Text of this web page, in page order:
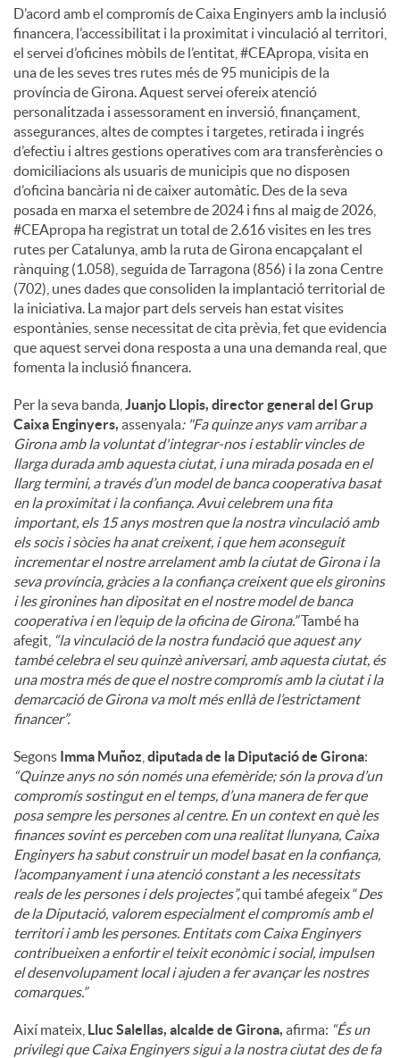
D’acord amb el compromís de Caixa Enginyers amb la inclusió
financera, l’accessibilitat i la proximitat i vinculació al territori,
el servei d’oficines mòbils de l’entitat, #CEApropa, visita en
una de les seves tres rutes més de 95 municipis de la
província de Girona. Aquest servei ofereix atenció
personalitzada i assessorament en inversió, finançament,
assegurances, altes de comptes i targetes, retirada i ingrés
d’efectiu i altres gestions operatives com ara transferències o
domiciliacions als usuaris de municipis que no disposen
d’oficina bancària ni de caixer automàtic. Des de la seva
posada en marxa el setembre de 2024 i fins al maig de 2026,
#CEApropa ha registrat un total de 2.616 visites en les tres
rutes per Catalunya, amb la ruta de Girona encapçalant el
rànquing (1.058), seguida de Tarragona (856) i la zona Centre
(702), unes dades que consoliden la implantació territorial de
la iniciativa. La major part dels serveis han estat visites
espontànies, sense necessitat de cita prèvia, fet que evidencia
que aquest servei dona resposta a una una demanda real, que
fomenta la inclusió financera.
Per la seva banda, Juanjo Llopis, director general del Grup
Caixa Enginyers, assenyala: "Fa quinze anys vam arribar a
Girona amb la voluntat d'integrar-nos i establir vincles de
llarga durada amb aquesta ciutat, i una mirada posada en el
llarg termini, a través d’un model de banca cooperativa basat
en la proximitat i la confiança. Avui celebrem una fita
important, els 15 anys mostren que la nostra vinculació amb
els socis i sòcies ha anat creixent, i que hem aconseguit
incrementar el nostre arrelament amb la ciutat de Girona i la
seva província, gràcies a la confiança creixent que els gironins
i les gironines han dipositat en el nostre model de banca
cooperativa i en l’equip de la oficina de Girona.”També ha
afegit, “la vinculació de la nostra fundació que aquest any
també celebra el seu quinzè aniversari, amb aquesta ciutat, és
una mostra més de que el nostre compromís amb la ciutat i la
demarcació de Girona va molt més enllà de l’estrictament
financer”.
Segons Imma Muñoz diputada de la Diputació de Girona:
“Quinze anys no són només una efemèride; són la prova d’un
compromís sostingut en el temps, d’una manera de fer que
posa sempre les persones al centre. En un context en què les
finances sovint es perceben com una realitat llunyana, Caixa
Enginyers ha sabut construir un model basat en la confiança,
l’acompanyament i una atenció constant a les necessitats
reals de les persones i dels projectes”,qui també afegeix “Des
de la Diputació, valorem especialment el compromís amb el
territori i amb les persones. Entitats com Caixa Enginyers
contribueixen a enfortir el teixit econòmic i social, impulsen
el desenvolupament local i ajuden a fer avançar les nostres
comarques.”
Així mateix, Lluc Salellas, alcalde de Girona, afirma: “És un
privilegi que Caixa Enginyers sigui a la nostra ciutat des de fa